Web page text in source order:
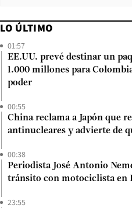
LO ÚLTIMO
01:57
EE.UU. prevé destinar un
1.000 millones para
poder
00:55
China reclama a Japón que
antinucleares y advierte de
00:38
Periodista José Antonio
tránsito con motociclista en
23:55